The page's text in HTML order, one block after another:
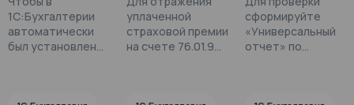
ь нужный
код
дохода
1С:Бухгалтерии
автоматически
был установлен
страхован
ие в
1С:Бухгалт
уплаченной
страховой премии
на счете 76.01.9
остатков
по
регистру
сформируйте
«Универсальный
отчет» по